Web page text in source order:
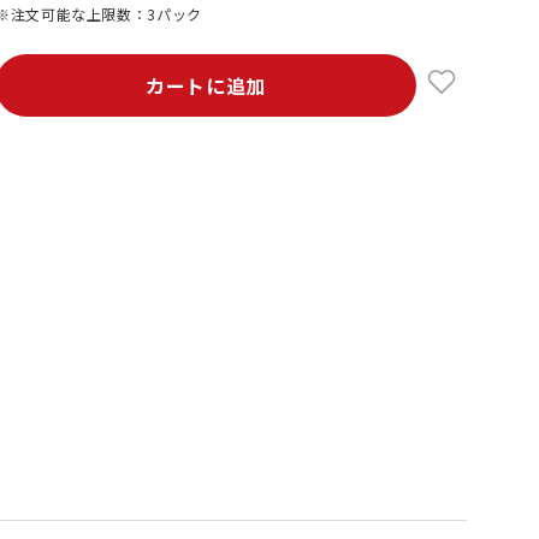
注文可能な上限数：3パック
カートに追加